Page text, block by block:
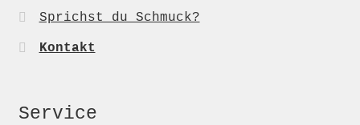
Sprichst du Schmuck?
Kontakt
Service